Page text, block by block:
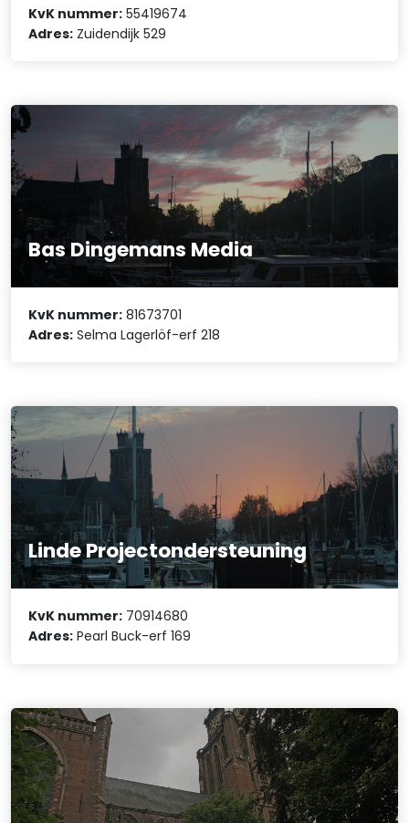
KvK nummer: 55419674
Adres: Zuidendijk 529
Bas Dingemans Media
KvK nummer: 81673701
Adres: Selma Lagerlöf-erf 218
Linde Projectondersteuning
KvK nummer: 70914680
Adres: Pearl Buck-erf 169